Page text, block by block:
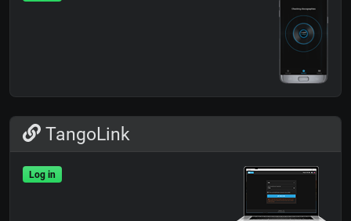
TangoLink
Log in